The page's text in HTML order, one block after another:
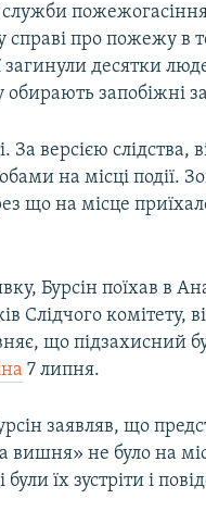
про пожежу в
десятки
запобіжні
версією слідства,
на місці події.
що на місце
Бурсін поїхав в
Слідчого комітету,
що підзахисний
7 липня.
заявляв, що
вишня» не було на
їх зустріти і